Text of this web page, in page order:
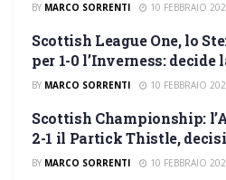
BY MARCO SORRENTI 10 FEBBRAIO
SCOTTISH LEAGUE ONE
Scottish League One, lo
per 1-0 l’Inverness:
BY MARCO SORRENTI 10 FEBBRAIO
SCOTTISH CHAMPIONSHIP
Scottish Championship:
2-1 il Partick Thistle,
BY MARCO SORRENTI 10 FEBBRAIO